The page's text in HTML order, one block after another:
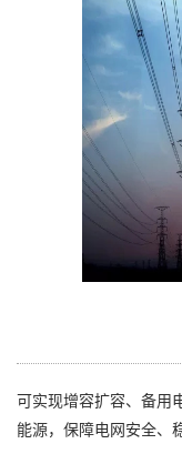
可实现增容扩容、备用
能源，保障电网安全、